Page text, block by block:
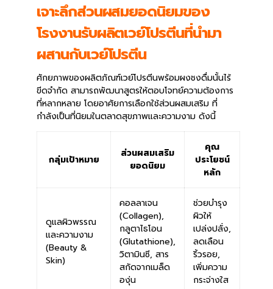
เจาะลึกส่วนผสมยอดนิยมของ
โรงงานรับผลิตเวย์โปรตีนที่นำมา
ผสานกับเวย์โปรตีน
ศักยภาพของผลิตภัณฑ์เวย์โปรตีนพร้อมผงชงดื่มนั้นไร้
ขีดจำกัด สามารถพัฒนาสูตรให้ตอบโจทย์ความต้องการ
ที่หลากหลาย โดยอาศัยการเลือกใช้ส่วนผสมเสริม ที่
กำลังเป็นที่นิยมในตลาดสุขภาพและความงาม ดังนี้
กลุ่มเป้าหมาย
ส่วนผสมเสริม
ยอดนิยม
คุณ
ประโยชน์
หลัก
ดูแลผิวพรรณ
และความงาม
(Beauty &
Skin)
คอลลาเจน
(Collagen),
กลูตาไธโอน
(Glutathione),
วิตามินซี, สาร
สกัดจากเมล็ด
องุ่น
ช่วยบำรุง
ผิวให้
เปล่งปลั่ง,
ลดเลือน
ริ้วรอย,
เพิ่มความ
กระจ่างใส